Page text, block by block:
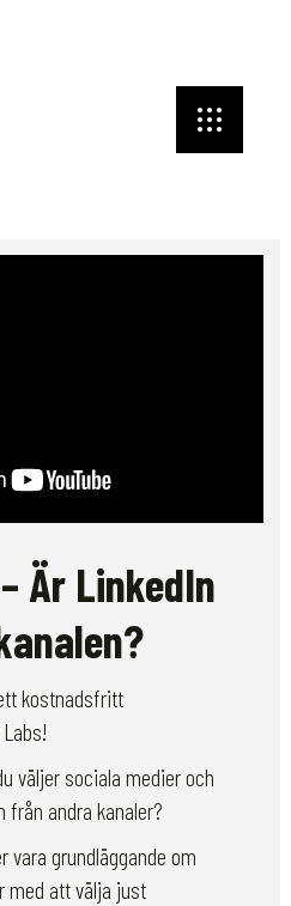
Är LinkedIn
kostnadsfritt
väljer sociala medier och
från andra kanaler?
vara grundläggande om
med att välja just